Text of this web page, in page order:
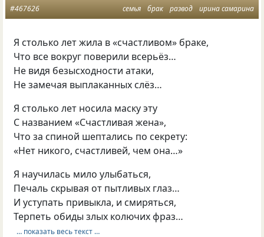
семья брак развод ирина самарина
#467626
Я столько лет жила в «счастливом» браке,
Что все вокруг поверили всерьёз…
Не видя безысходности атаки,
Не замечая выплаканных слёз…
Я столько лет носила маску эту
С названием «Счастливая жена»,
Что за спиной шептались по секрету:
«Нет никого, счастливей, чем она…»
Я научилась мило улыбаться,
Печаль скрывая от пытливых глаз…
И уступать привыкла, и смиряться,
Терпеть обиды злых колючих фраз…
… показать весь текст …